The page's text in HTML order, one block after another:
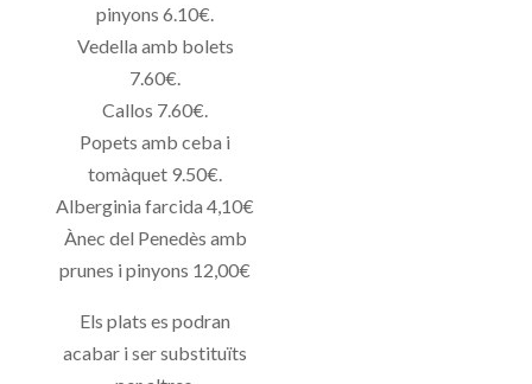
pinyons 6.10€.
Vedella amb bolets
7.60€.
Callos 7.60€.
Popets amb ceba i
tomàquet 9.50€.
Alberginia farcida 4,10€
Ànec del Penedès amb
prunes i pinyons 12,00€
Els plats es podran
acabar i ser substituïts